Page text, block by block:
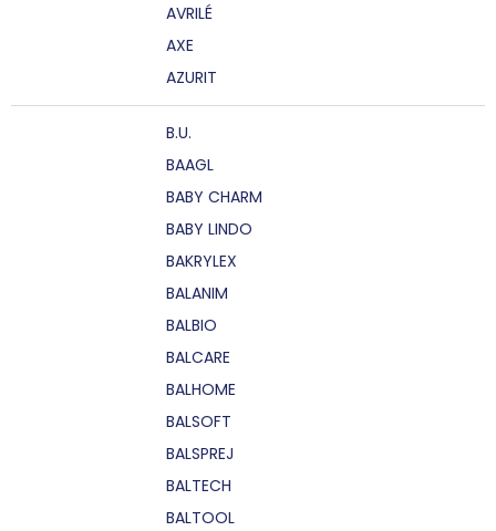
AVRILÉ
AXE
AZURIT
B.U.
BAAGL
BABY CHARM
BABY LINDO
BAKRYLEX
BALANIM
BALBIO
BALCARE
BALHOME
BALSOFT
BALSPREJ
BALTECH
BALTOOL